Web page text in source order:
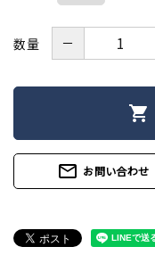
数量 －
shopping_cart
mail_outline お問い合わせ